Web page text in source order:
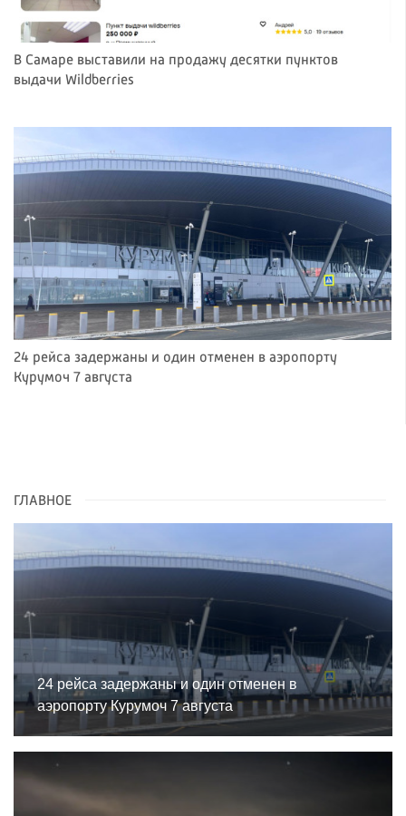
В Самаре выставили на продажу десятки пунктов
выдачи Wildberries
24 рейса задержаны и один отменен в аэропорту
Курумоч 7 августа
ГЛАВНОЕ
24 рейса задержаны и один отменен в
аэропорту Курумоч 7 августа